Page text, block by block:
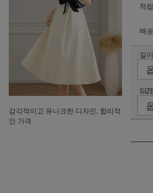
감각적이고 유니크한 디자인, 합리적
인 가격
적
배
길